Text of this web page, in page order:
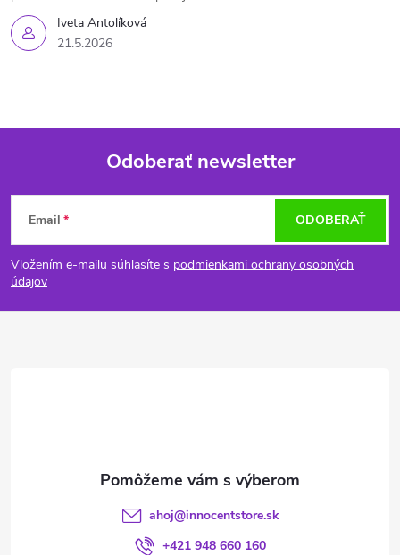
Iveta Antolíková
21.5.2026
Z
á
p
Odoberať newsletter
Email
Vložením e-mailu súhlasíte s podmienkami ochrany osobných
údajov
ODOBERAŤ
ahoj@innocentstore.sk
+421 948 660 160